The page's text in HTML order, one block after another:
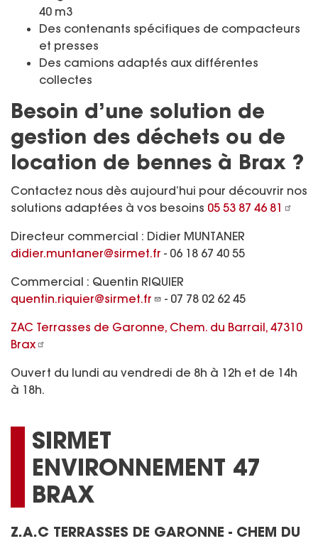
40 m3
Des contenants spécifiques de compacteurs
et presses
Des camions adaptés aux différentes
collectes
Besoin d’une solution de
gestion des déchets ou de
location de bennes à Brax ?
Contactez nous dès aujourd’hui pour découvrir nos
solutions adaptées à vos besoins 05 53 87 46 81
Directeur commercial : Didier MUNTANER
didier.muntaner@sirmet.fr - 06 18 67 40 55
Commercial : Quentin RIQUIER
quentin.riquier@sirmet.fr
- 07 78 02 62 45
ZAC Terrasses de Garonne, Chem. du Barrail, 47310
Brax
Ouvert du lundi au vendredi de 8h à 12h et de 14h
à 18h.
SIRMET
ENVIRONNEMENT 47
BRAX
Z.A.C TERRASSES DE GARONNE - CHEM DU